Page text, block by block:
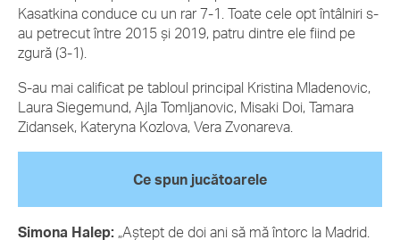
Kasatkina conduce cu un rar 7-1. Toate cele opt întâlniri s-
au petrecut între 2015 și 2019, patru dintre ele fiind pe
zgură (3-1).
S-au mai calificat pe tabloul principal Kristina Mladenovic,
Laura Siegemund, Ajla Tomljanovic, Misaki Doi, Tamara
Zidansek, Kateryna Kozlova, Vera Zvonareva.
Ce spun jucătoarele
Simona Halep: „Aștept de doi ani să mă întorc la Madrid.